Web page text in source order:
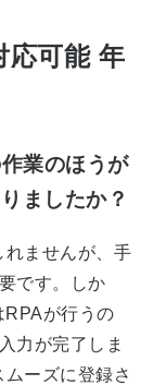
応可能 年
業のほうが
ましたか？
れませんが、手
です。しか
RPAが行うの
力が完了しま
ーズに登録さ